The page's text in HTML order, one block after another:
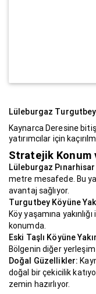
Lüleburgaz
Kaynarca Deresine
yatırımcılar için
Stratejik Konum
Lüleburgaz Pınarhisar
metre mesafede. Bu
avantaj sağlıyor.
Turgutbey Köyüne
Köy yaşamına
konumda.
Eski Taşlı Köyüne
Bölgenin diğer
Doğal Güzellikler:
doğal bir çekicilik
zemin hazırlıyor.